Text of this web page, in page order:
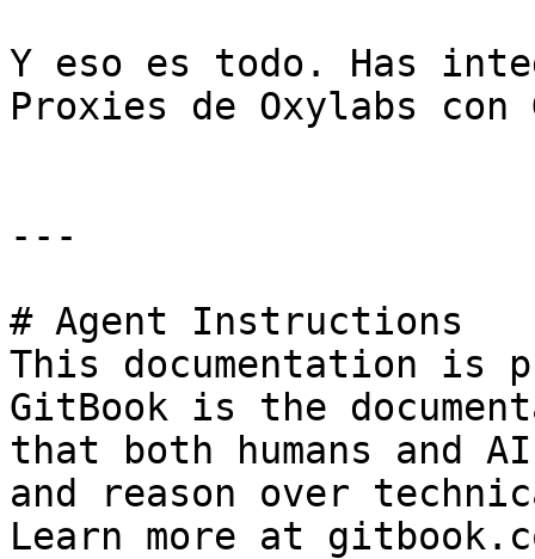
Y eso es todo. Has
Proxies de Oxylabs con
---
# Agent Instructions
This documentation is
GitBook is the
that both humans and
and reason over
Learn more at